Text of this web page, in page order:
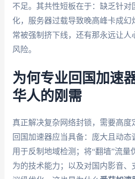
不足。其共性短板在于：缺乏针对
化，服务器过载导致晚高峰卡成幻
常被强制挤下线，还有那永远让人
风险。
为何专业回国加速
华人的刚需
真正解决复杂网络封锁，需要高度
回国加速器应当具备：庞大且动态
用于反制地域检测；将“翻墙”流量
为的技术能力；以及对国内影音、